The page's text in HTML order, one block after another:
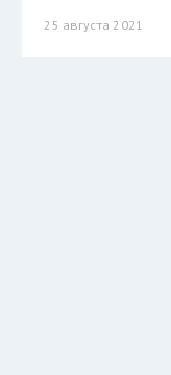
25 августа 2021